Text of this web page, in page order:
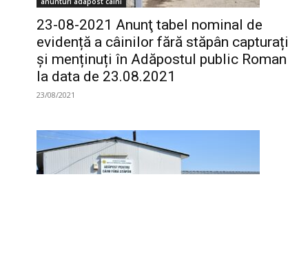
23-08-2021 Anunţ tabel nominal de
evidență a câinilor fără stăpân capturați
și menținuți în Adăpostul public Roman
la data de 23.08.2021
23/08/2021